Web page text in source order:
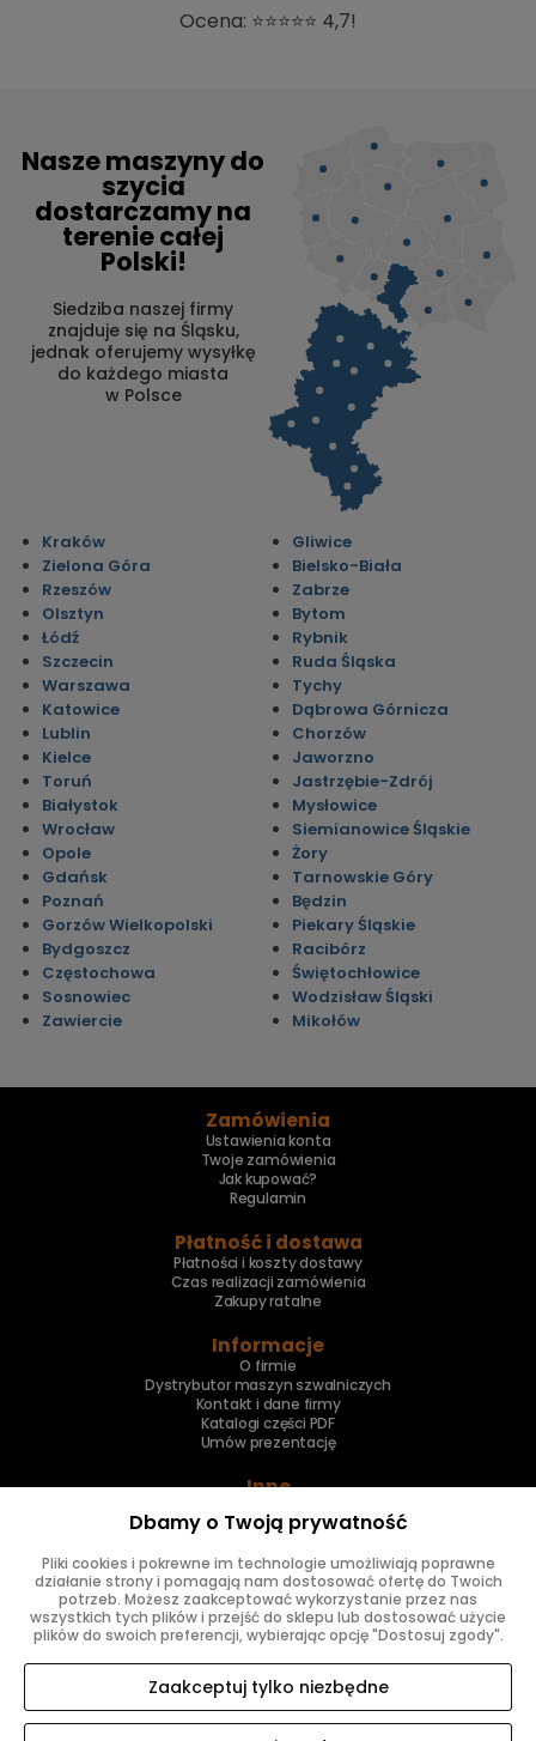
Ocena: ⭐⭐⭐⭐⭐ 4,7!
Nasze maszyny do
szycia
dostarczamy na
terenie całej
Polski!
Siedziba naszej firmy
znajduje się na Śląsku,
jednak oferujemy wysyłkę
do każdego miasta
w Polsce
Kraków
Zielona Góra
Rzeszów
Olsztyn
Łódź
Szczecin
Warszawa
Katowice
Lublin
Kielce
Toruń
Białystok
Wrocław
Opole
Gdańsk
Poznań
Gorzów Wielkopolski
Bydgoszcz
Częstochowa
Sosnowiec
Zawiercie
Gliwice
Bielsko-Biała
Zabrze
Bytom
Rybnik
Ruda Śląska
Tychy
Dąbrowa Górnicza
Chorzów
Jaworzno
Jastrzębie-Zdrój
Mysłowice
Siemianowice Śląskie
Żory
Tarnowskie Góry
Będzin
Piekary Śląskie
Racibórz
Świętochłowice
Wodzisław Śląski
Mikołów
Zamówienia
Ustawienia konta
Twoje zamówienia
Jak kupować?
Regulamin
Płatność i dostawa
Płatności i koszty dostawy
Czas realizacji zamówienia
Zakupy ratalne
Informacje
O firmie
Dystrybutor maszyn szwalniczych
Kontakt i dane firmy
Katalogi części PDF
Umów prezentację
Inne
Naprawa maszyn
Znajdziesz nas
Dbamy o Twoją prywatność
Pliki cookies i pokrewne im technologie umożliwiają poprawne
działanie strony i pomagają nam dostosować ofertę do Twoich
potrzeb. Możesz zaakceptować wykorzystanie przez nas
wszystkich tych plików i przejść do sklepu lub dostosować użycie
plików do swoich preferencji, wybierając opcję "Dostosuj zgody".
Zaakceptuj tylko niezbędne